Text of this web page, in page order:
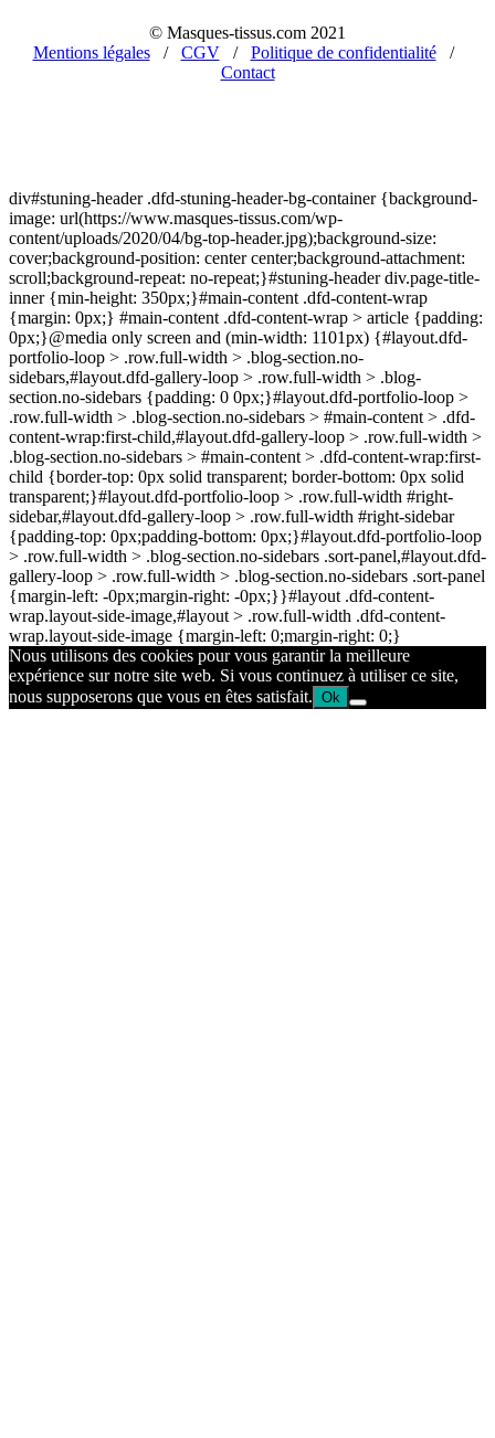
© Masques-tissus.com 2021
Mentions légales/ CGV/ Politique de confidentialité/
Contact
div#stuning-header .dfd-stuning-header-bg-container {background-
image: url(https://www.masques-tissus.com/wp-
content/uploads/2020/04/bg-top-header.jpg);background-size:
cover;background-position: center center;background-attachment:
scroll;background-repeat: no-repeat;}#stuning-header div.page-title-
inner {min-height: 350px;}#main-content .dfd-content-wrap
{margin: 0px;} #main-content .dfd-content-wrap > article {padding:
0px;}@media only screen and (min-width: 1101px) {#layout.dfd-
portfolio-loop > .row.full-width > .blog-section.no-
sidebars,#layout.dfd-gallery-loop > .row.full-width > .blog-
section.no-sidebars {padding: 0 0px;}#layout.dfd-portfolio-loop >
.row.full-width > .blog-section.no-sidebars > #main-content > .dfd-
content-wrap:first-child,#layout.dfd-gallery-loop > .row.full-width >
.blog-section.no-sidebars > #main-content > .dfd-content-wrap:first-
child {border-top: 0px solid transparent; border-bottom: 0px solid
transparent;}#layout.dfd-portfolio-loop > .row.full-width #right-
sidebar,#layout.dfd-gallery-loop > .row.full-width #right-sidebar
{padding-top: 0px;padding-bottom: 0px;}#layout.dfd-portfolio-loop
> .row.full-width > .blog-section.no-sidebars .sort-panel,#layout.dfd-
gallery-loop > .row.full-width > .blog-section.no-sidebars .sort-panel
{margin-left: -0px;margin-right: -0px;}}#layout .dfd-content-
wrap.layout-side-image,#layout > .row.full-width .dfd-content-
wrap.layout-side-image {margin-left: 0;margin-right: 0;}
Nous utilisons des cookies pour vous garantir la meilleure
expérience sur notre site web. Si vous continuez à utiliser ce site,
nous supposerons que vous en êtes satisfait. Ok